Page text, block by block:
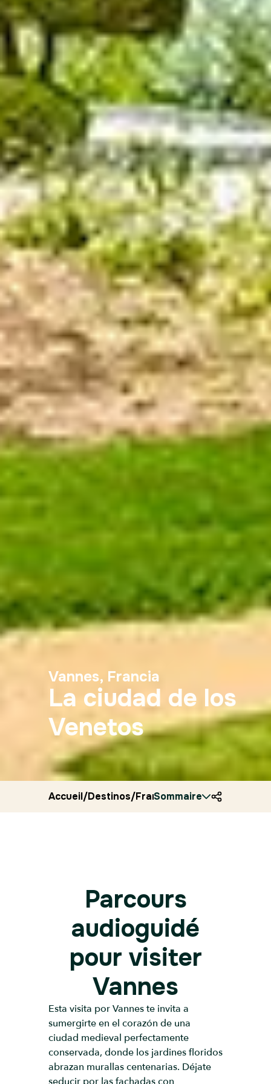
Vannes, Francia
La ciudad de los
Venetos
Accueil/Destinos/Francia/Ryocity/Vannes
Sommaire
Parcours
audioguidé
pour visiter
Vannes
Esta visita por Vannes te invita a
sumergirte en el corazón de una
ciudad medieval perfectamente
conservada, donde los jardines floridos
abrazan murallas centenarias. Déjate